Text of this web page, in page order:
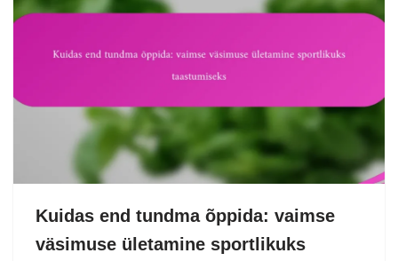
Kuidas end tundma õppida: vaimse
väsimuse ületamine sportlikuks